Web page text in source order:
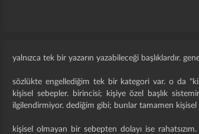
yalnızca tek bir yazarın yazabileceği başlıklardır.
sözlükte engellediğim tek bir kategori var. o da
kişisel sebepler. birincisi; kişiye özel başlık
ilgilendirmiyor. dediğim gibi; bunlar tamamen kişisel
kişisel olmayan bir sebepten dolayı ise